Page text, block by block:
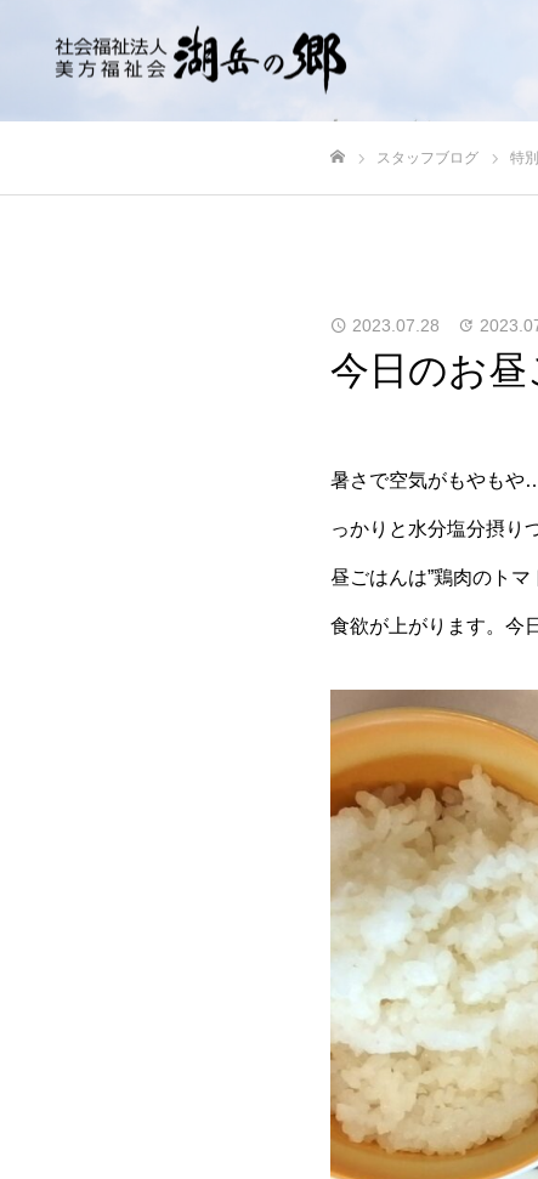
スタッフブログ 特
2023.07.28
今日のお昼
暑さで空気がもやもや
っかりと水分塩分摂り
昼ごはんは”鶏肉のト
食欲が上がります。今